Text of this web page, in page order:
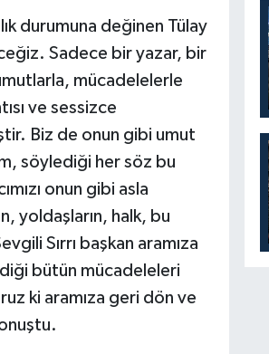
durumuna değinen Tülay
Sadece bir yazar, bir
mücadelelerle
ve sessizce
Biz de onun gibi umut
söylediği her söz bu
onun gibi asla
yoldaşların, halk, bu
Sırrı başkan aramıza
bütün mücadeleleri
ki aramıza geri dön ve